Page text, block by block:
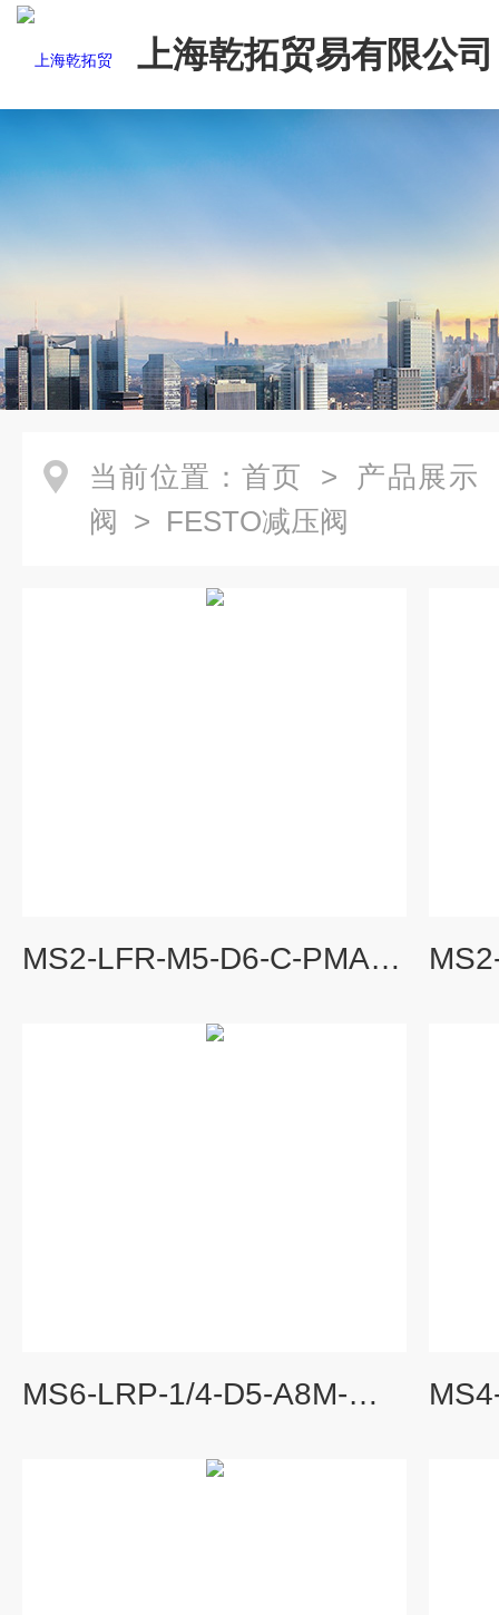
上海乾拓贸易有限公司
当前位置： 首页 > 产品展示
阀 > FESTO减压阀
MS2-LFR-M5-D6-C-PMARBARB进口费斯托过滤减压阀,德国FESTO
MS6-LRP-1/4-D5-A8M-WR-Z费斯托减压阀特点,FESTO技术数据